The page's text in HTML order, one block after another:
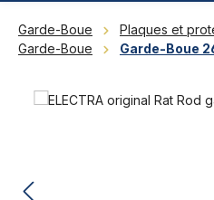
Garde-Boue
Plaques et
Garde-Boue
Garde-Boue
Ignorer la galerie d'images